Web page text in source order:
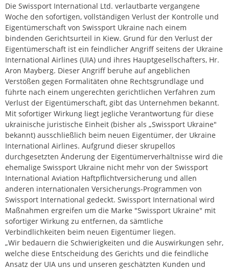
Die Swissport International Ltd. verlautbarte vergangene
Woche den sofortigen, vollständigen Verlust der Kontrolle und
Eigentümerschaft von Swissport Ukraine nach einem
bindenden Gerichtsurteil in Kiew. Grund für den Verlust der
Eigentümerschaft ist ein feindlicher Angriff seitens der Ukraine
International Airlines (UIA) und ihres Hauptgesellschafters, Hr.
Aron Mayberg. Dieser Angriff beruhe auf angeblichen
Verstößen gegen Formalitäten ohne Rechtsgrundlage und
führte nach einem ungerechten gerichtlichen Verfahren zum
Verlust der Eigentümerschaft, gibt das Unternehmen bekannt.
Mit sofortiger Wirkung liegt jegliche Verantwortung für diese
ukrainische juristische Einheit (bisher als „Swissport Ukraine"
bekannt) ausschließlich beim neuen Eigentümer, der Ukraine
International Airlines. Aufgrund dieser skrupellos
durchgesetzten Änderung der Eigentümerverhältnisse wird die
ehemalige Swissport Ukraine nicht mehr von der Swissport
International Aviation Haftpflichtversicherung und allen
anderen internationalen Versicherungs-Programmen von
Swissport International gedeckt. Swissport International wird
Maßnahmen ergreifen um die Marke "Swissport Ukraine" mit
sofortiger Wirkung zu entfernen, da sämtliche
Verbindlichkeiten beim neuen Eigentümer liegen.
„Wir bedauern die Schwierigkeiten und die Auswirkungen sehr,
welche diese Entscheidung des Gerichts und die feindliche
Ansatz der UIA uns und unseren geschätzten Kunden und